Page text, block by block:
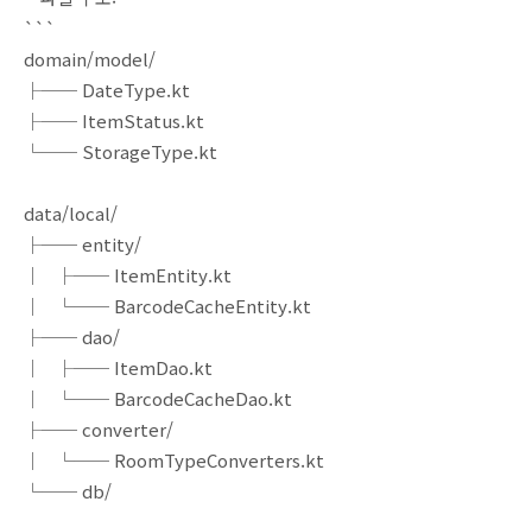
```
domain/model/
├── DateType.kt
├── ItemStatus.kt
└── StorageType.kt
data/local/
├── entity/
│ ├── ItemEntity.kt
│ └── BarcodeCacheEntity.kt
├── dao/
│ ├── ItemDao.kt
│ └── BarcodeCacheDao.kt
├── converter/
│ └── RoomTypeConverters.kt
└── db/